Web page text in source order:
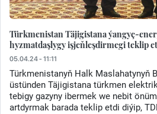
Türkmenistan Täjigistana ýangyç-
hyzmatdaşlygy işjeňleşdirmegi teklip
05.04.24 - 11:11
Türkmenistanyň Halk Maslahatynyň
üstünden Täjigistana türkmen
tebigy gazyny ibermek we nebit
artdyrmak barada teklip etdi diýip,